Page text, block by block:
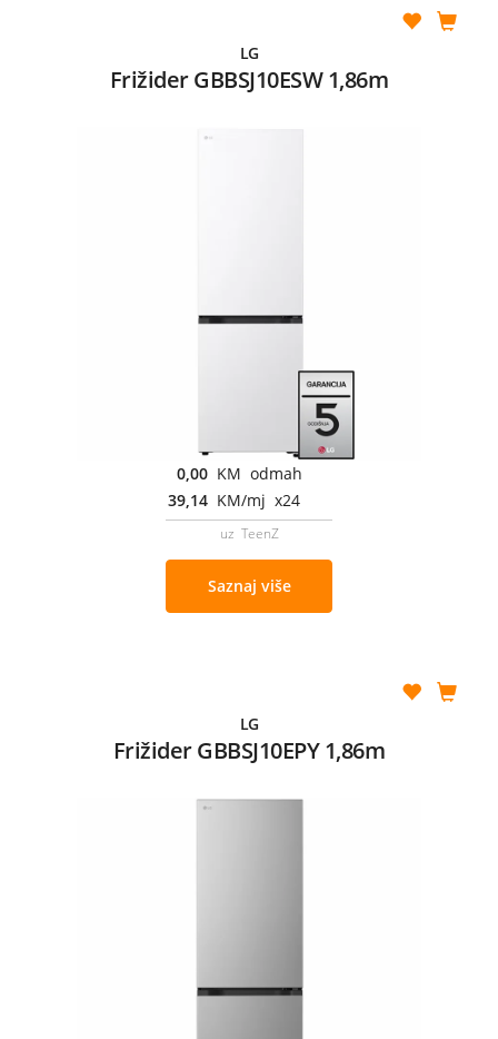
LG
Frižider GBBSJ10ESW 1,86m
0,00 KM odmah
39,14 KM/mj x24
uz TeenZ
Saznaj više
LG
Frižider GBBSJ10EPY 1,86m